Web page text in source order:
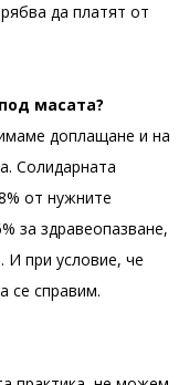
да платят от
масата?
доплащане и на
Солидарната
от нужните
за здравеопазване,
И при условие, че
се справим.